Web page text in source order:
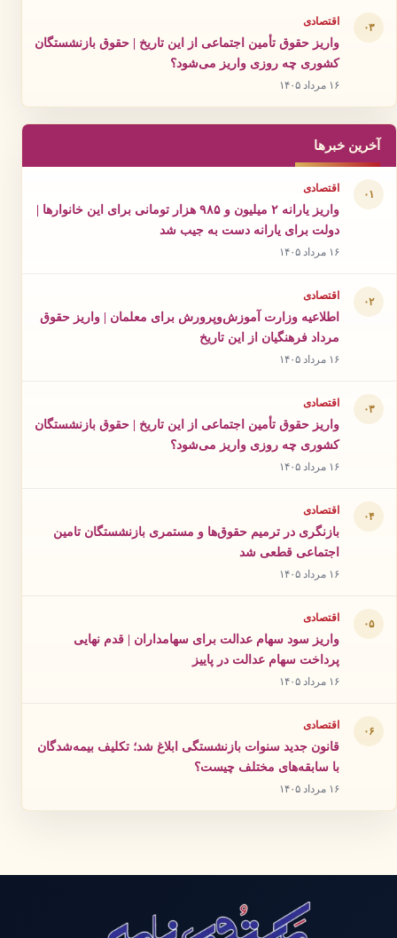
۰۳ اقتصادی
واریز حقوق تأمین اجتماعی از این تاریخ | حقوق بازنشستگان
کشوری چه روزی واریز می‌شود؟
۱۶ مرداد ۱۴۰۵
آخرین خبرها
۰۱ اقتصادی
واریز یارانه ۲ میلیون و ۹۸۵ هزار تومانی برای این خانوارها |
دولت برای یارانه دست به جیب شد
۱۶ مرداد ۱۴۰۵
۰۲ اقتصادی
اطلاعیه وزارت آموزش‌وپرورش برای معلمان | واریز حقوق
مرداد فرهنگیان از این تاریخ
۱۶ مرداد ۱۴۰۵
۰۳ اقتصادی
واریز حقوق تأمین اجتماعی از این تاریخ | حقوق بازنشستگان
کشوری چه روزی واریز می‌شود؟
۱۶ مرداد ۱۴۰۵
۰۴ اقتصادی
بازنگری در ترمیم حقوق‌ها و مستمری بازنشستگان تامین
اجتماعی قطعی شد
۱۶ مرداد ۱۴۰۵
۰۵ اقتصادی
واریز سود سهام عدالت برای سهامداران | قدم نهایی
پرداخت سهام عدالت در پاییز
۱۶ مرداد ۱۴۰۵
۰۶ اقتصادی
قانون جدید سنوات بازنشستگی ابلاغ شد؛ تکلیف بیمه‌شدگان
با سابقه‌های مختلف چیست؟
۱۶ مرداد ۱۴۰۵